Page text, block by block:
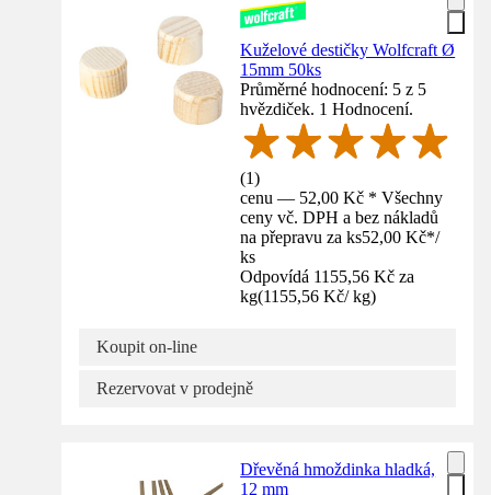
Kuželové destičky Wolfcraft Ø
15mm 50ks
Průměrné hodnocení: 5 z 5
hvězdiček. 1 Hodnocení.
(1)
cenu — 52,00 Kč * Všechny
ceny vč. DPH a bez nákladů
na přepravu za ks52,00 Kč*/
ks
Odpovídá 1155,56 Kč za
kg(1155,56 Kč/ kg)
Koupit on-line
Rezervovat v prodejně
Dřevěná hmoždinka hladká,
12 mm